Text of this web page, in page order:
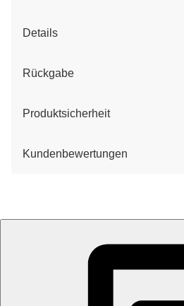
Details
Rückgabe
Produktsicherheit
Kundenbewertungen